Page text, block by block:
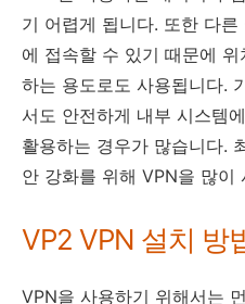
기 어렵게 됩니다. 또한 다
에 접속할 수 있기 때문에
하는 용도로도 사용됩니다.
서도 안전하게 내부 시스템
활용하는 경우가 많습니다.
안 강화를 위해 VPN을 많이
VP2 VPN 설치 방
VPN을 사용하기 위해서는